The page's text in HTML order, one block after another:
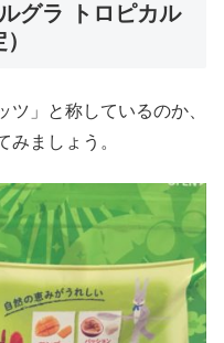
グラ トロピカル
」と称しているのか、
みましょう。